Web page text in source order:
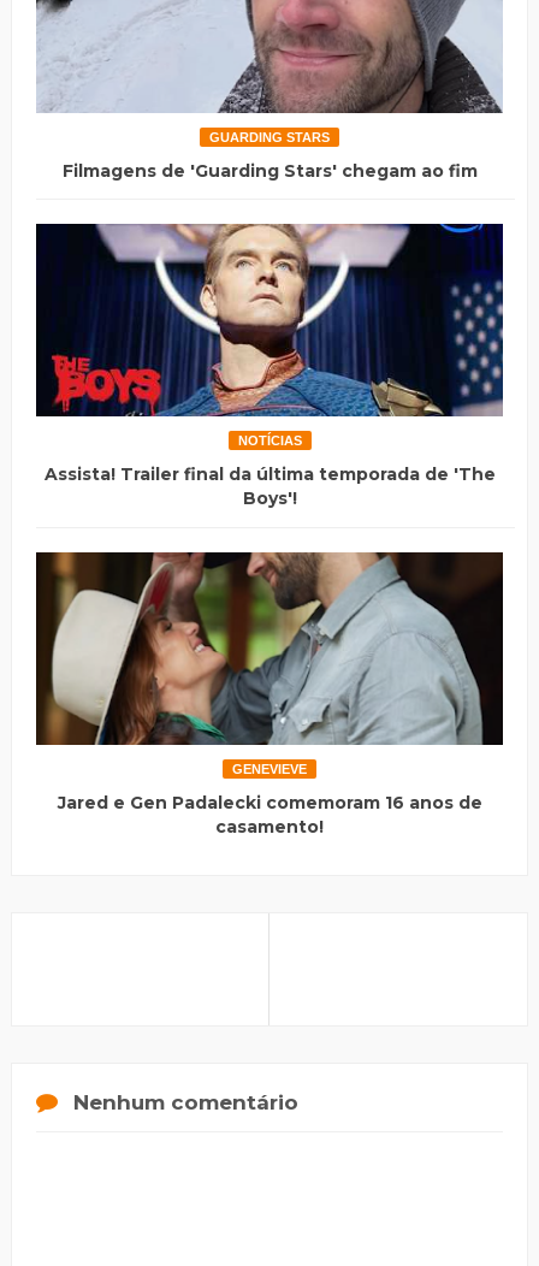
GUARDING STARS
Filmagens de 'Guarding Stars' chegam ao fim
NOTÍCIAS
Assista! Trailer final da última temporada de 'The
Boys'!
GENEVIEVE
Jared e Gen Padalecki comemoram 16 anos de
casamento!
Nenhum comentário